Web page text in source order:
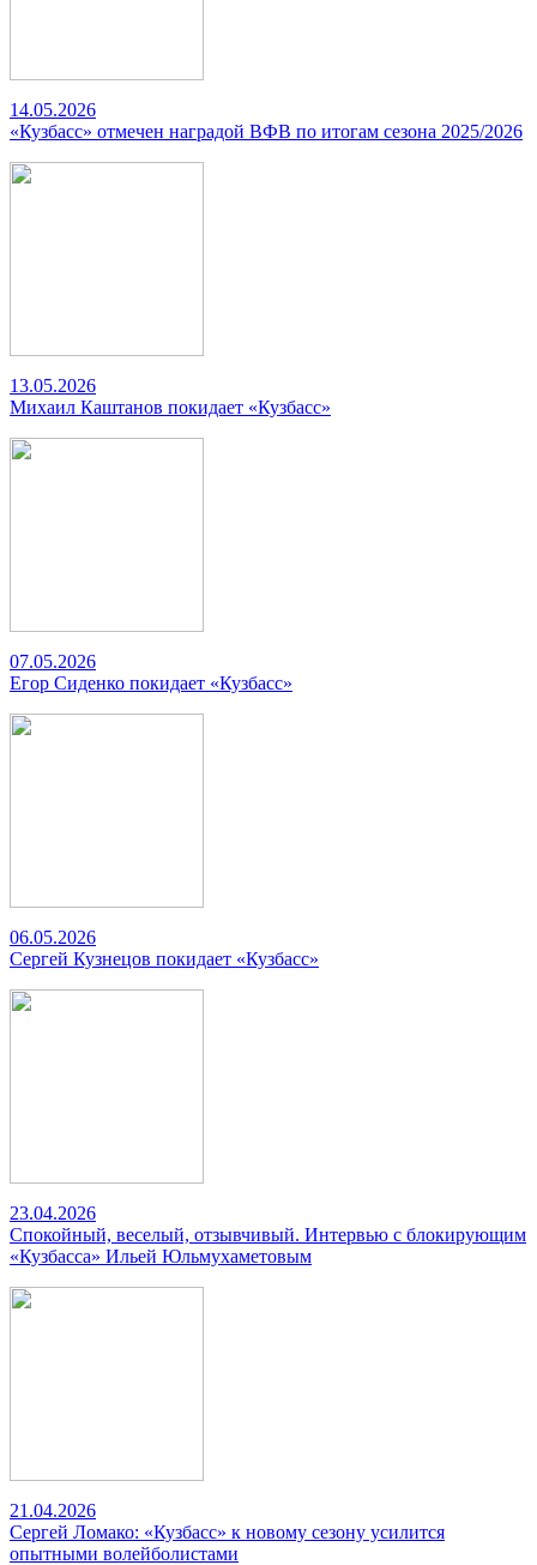
14.05.2026
«Кузбасс» отмечен наградой ВФВ по итогам сезона 2025/2026
13.05.2026
Михаил Каштанов покидает «Кузбасс»
07.05.2026
Егор Сиденко покидает «Кузбасс»
06.05.2026
Сергей Кузнецов покидает «Кузбасс»
23.04.2026
Спокойный, веселый, отзывчивый. Интервью с блокирующим
«Кузбасса» Ильей Юльмухаметовым
21.04.2026
Сергей Ломако: «Кузбасс» к новому сезону усилится
опытными волейболистами